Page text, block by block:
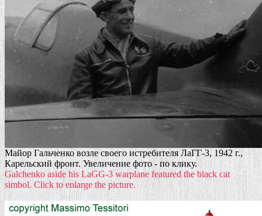
Майор Гальченко возле своего истребителя ЛаГГ-3, 1942 г.,
Карельский фронт. Увеличение фото - по клику.
Galchenko aside his LaGG-3 warplane featured the black cat
simbol. Click to enlarge the picture.